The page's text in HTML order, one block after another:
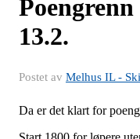
13.2.
Postet av Melhus IL - Ski
Da er det klart for